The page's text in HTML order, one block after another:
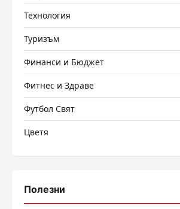
Технология
Туризъм
Финанси и Бюджет
Фитнес и Здраве
Футбол Свят
Цветя
Полезни